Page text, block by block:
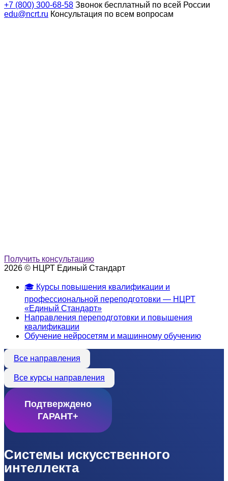
+7 (800) 300-68-58 Звонок бесплатный по всей России
edu@ncrt.ru Консультация по всем вопросам
Получить консультацию
2026 © НЦРТ Единый Стандарт
🎓 Курсы повышения квалификации и
профессиональной переподготовки — НЦРТ
«Единый Стандарт»
Направления переподготовки и повышения
квалификации
Обучение нейросетям и машинному обучению
Все направления
Все курсы направления
Системы искусственного
интеллекта
Подтверждено
ГАРАНТ+